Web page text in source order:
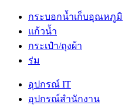
กระบอกน้ำเก็บอุณหภูมิ
แก้วน้ำ
กระเป๋า/ถุงผ้า
ร่ม
อุปกรณ์ IT
อุปกรณ์สำนักงาน